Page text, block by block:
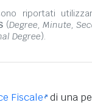
riportati
(Degree, Minute,
Degree).
Fiscale di una